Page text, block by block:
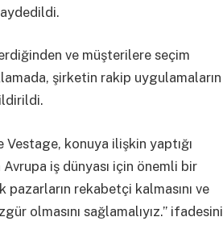
ve müşterilere seçim
şirketin rakip uygulamaların
Vestage, konuya ilişkin yaptığı
iş dünyası için önemli bir
rekabetçi kalmasını ve
olmasını sağlamalıyız.” ifadesini